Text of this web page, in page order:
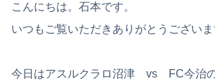
こんにちは。石本です。
いつもご覧いただきありがとうございま
今日はアスルクラロ沼津 vs FC今治